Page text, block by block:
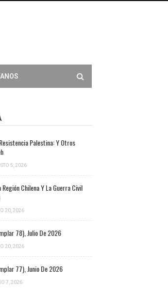
Palestina: Y Otros
5, 2026
Chilena Y La Guerra Civil
20, 2026
78), Julio De 2026
20, 2026
77), Junio De 2026
7, 2026